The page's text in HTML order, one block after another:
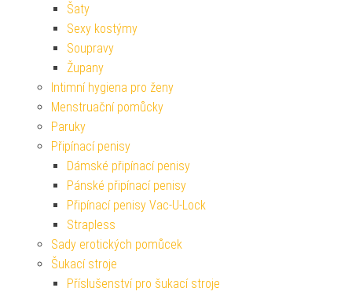
Šaty
Sexy kostýmy
Soupravy
Župany
Intimní hygiena pro ženy
Menstruační pomůcky
Paruky
Připínací penisy
Dámské připínací penisy
Pánské připínací penisy
Připínací penisy Vac-U-Lock
Strapless
Sady erotických pomůcek
Šukací stroje
Příslušenství pro šukací stroje